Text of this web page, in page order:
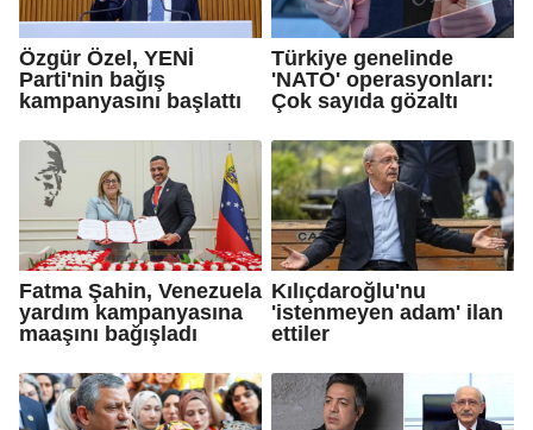
Özgür Özel, YENİ
Parti'nin bağış
kampanyasını başlattı
Türkiye genelinde
'NATO' operasyonları:
Çok sayıda gözaltı
Fatma Şahin, Venezuela
yardım kampanyasına
maaşını bağışladı
Kılıçdaroğlu'nu
'istenmeyen adam' ilan
ettiler